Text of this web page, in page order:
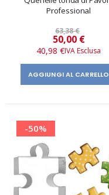
Professional
63,38 €
Prezzo
speciale
50,00 €
40,98 €
AGGIUNGI AL CARRELLO
-50%